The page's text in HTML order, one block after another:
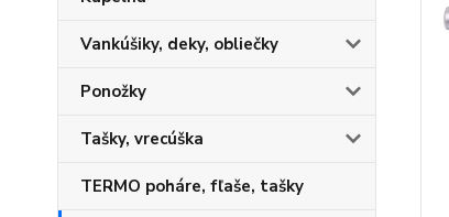
Vankúšiky, deky, obliečky
Ponožky
Tašky, vrecúška
TERMO poháre, fľaše, tašky